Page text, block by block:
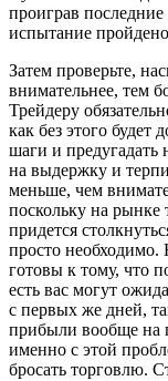
проиграв
испытание
Затем проверьте,
внимательнее, тем
Трейдеру
как без этого будет
шаги и предугадать
на выдержку и
меньше, чем
поскольку на
придется
просто необходимо.
готовы к тому, что
есть вас могут
с первых же дней,
прибыли вообще на
именно с этой
бросать торговлю.